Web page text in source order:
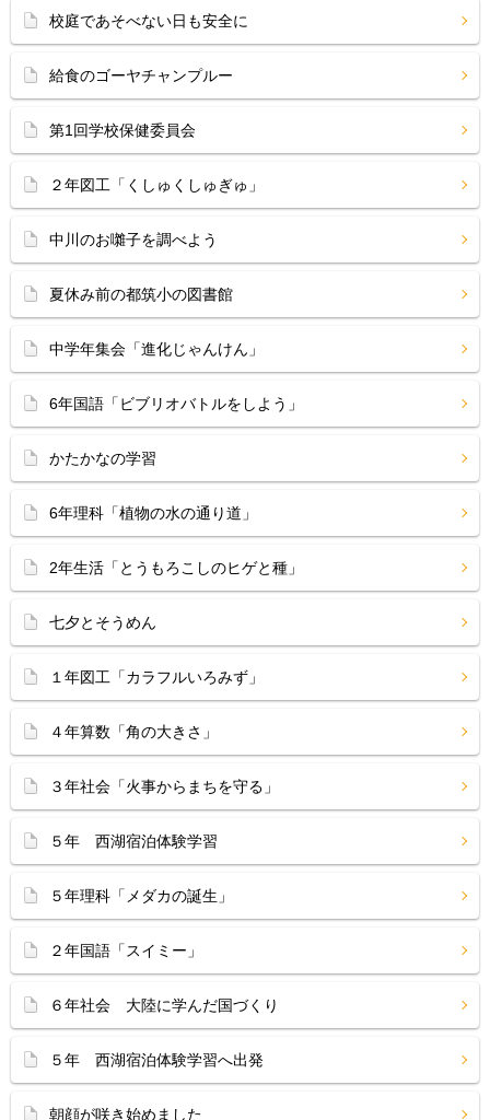
校庭であそべない日も安全に
給食のゴーヤチャンプルー
第1回学校保健委員会
２年図工「くしゅくしゅぎゅ」
中川のお囃子を調べよう
夏休み前の都筑小の図書館
中学年集会「進化じゃんけん」
6年国語「ビブリオバトルをしよう」
かたかなの学習
6年理科「植物の水の通り道」
2年生活「とうもろこしのヒゲと種」
七夕とそうめん
１年図工「カラフルいろみず」
４年算数「角の大きさ」
３年社会「火事からまちを守る」
５年 西湖宿泊体験学習
５年理科「メダカの誕生」
２年国語「スイミー」
６年社会 大陸に学んだ国づくり
５年 西湖宿泊体験学習へ出発
朝顔が咲き始めました